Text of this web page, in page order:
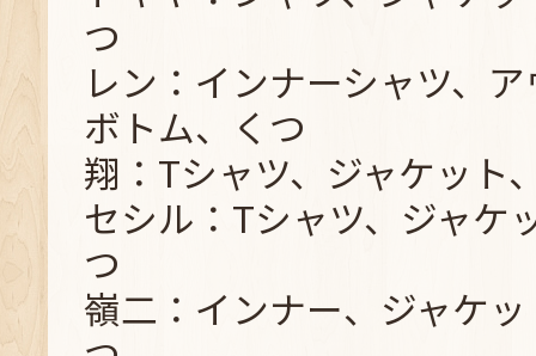
つ
レン：インナーシャツ、
ボトム、くつ
翔：Tシャツ、ジャケット
セシル：Tシャツ、ジャケ
つ
嶺二：インナー、ジャケ